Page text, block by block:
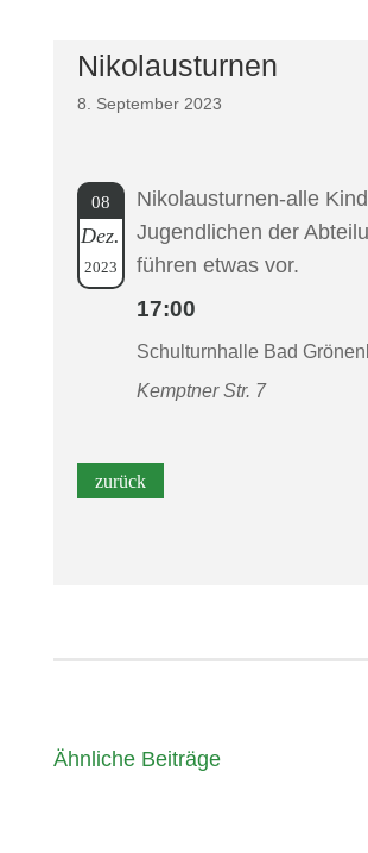
Nikolausturnen
8. September 2023
08
Dez.
2023
Nikolausturnen-alle
Jugendlichen der
führen etwas vor.
17:00
Schulturnhalle Bad
Kemptner Str. 7
Ähnliche Beiträge